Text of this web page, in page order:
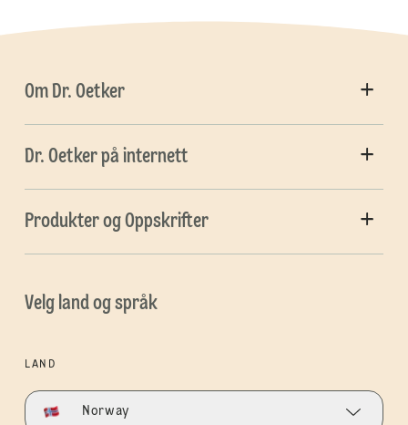
Om Dr. Oetker
Dr. Oetker på internett
Produkter og Oppskrifter
Velg land og språk
LAND
Norway